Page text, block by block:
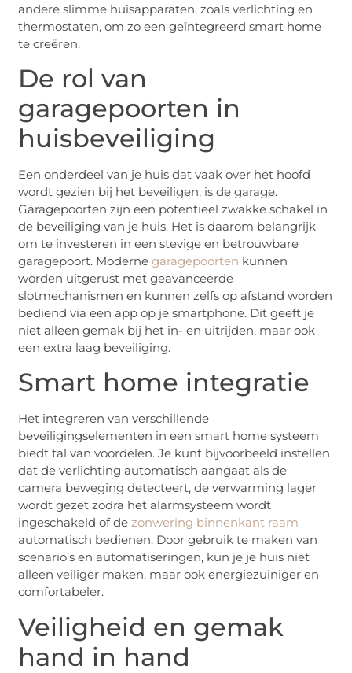
andere slimme huisapparaten, zoals verlichting en
thermostaten, om zo een geïntegreerd smart home
te creëren.
De rol van
garagepoorten in
huisbeveiliging
Een onderdeel van je huis dat vaak over het hoofd
wordt gezien bij het beveiligen, is de garage.
Garagepoorten zijn een potentieel zwakke schakel in
de beveiliging van je huis. Het is daarom belangrijk
om te investeren in een stevige en betrouwbare
garagepoort. Modernegaragepoorten kunnen
worden uitgerust met geavanceerde
slotmechanismen en kunnen zelfs op afstand worden
bediend via een app op je smartphone. Dit geeft je
niet alleen gemak bij het in- en uitrijden, maar ook
een extra laag beveiliging.
Smart home integratie
Het integreren van verschillende
beveiligingselementen in een smart home systeem
biedt tal van voordelen. Je kunt bijvoorbeeld instellen
dat de verlichting automatisch aangaat als de
camera beweging detecteert, de verwarming lager
wordt gezet zodra het alarmsysteem wordt
ingeschakeld of dezonwering binnenkant raam
automatisch bedienen. Door gebruik te maken van
scenario’s en automatiseringen, kun je je huis niet
alleen veiliger maken, maar ook energiezuiniger en
comfortabeler.
Veiligheid en gemak
hand in hand